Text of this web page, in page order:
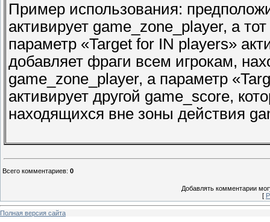
Пример использования:
активирует game_zone_player, а
параметр «Target for IN players»
добавляет фраги всем игрокам,
game_zone_player, а параметр
активирует другой game_score,
находящихся вне зоны действия
Всего комментариев: 0
Добавлять комментарии
[
Полная версия сайта